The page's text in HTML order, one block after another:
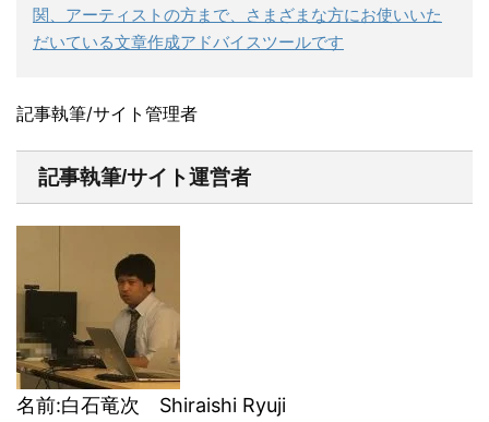
関、アーティストの方まで、さまざまな方にお使いいた
だいている文章作成アドバイスツールです
記事執筆/サイト管理者
記事執筆/サイト運営者
名前:白石竜次 Shiraishi Ryuji